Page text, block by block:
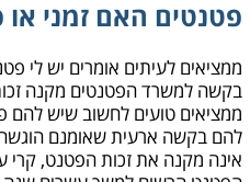
פטנטים האם זמני או
ממציאים לעיתים אומרים יש לי
בקשה למשרד הפטנטים מקנה
ממציאים טועים לחשוב שיש
להם בקשה ארעית שאומנם
אינה מקנה את זכות הפטנט, קרי